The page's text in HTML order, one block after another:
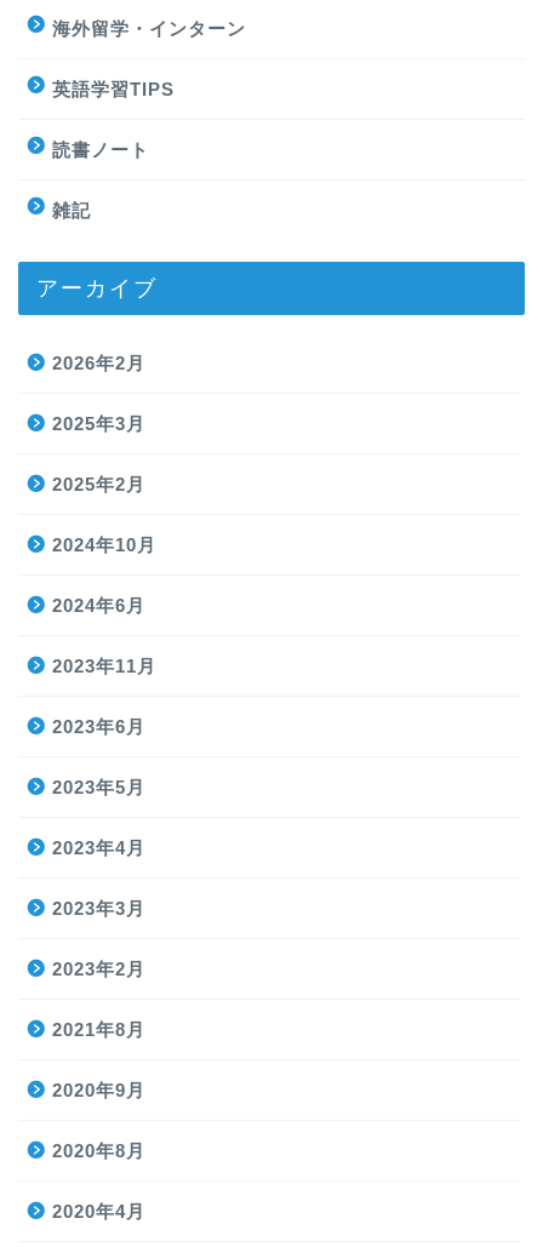
海外留学・インターン
英語学習TIPS
読書ノート
雑記
アーカイブ
2026年2月
2025年3月
2025年2月
2024年10月
2024年6月
2023年11月
2023年6月
2023年5月
2023年4月
2023年3月
2023年2月
2021年8月
2020年9月
2020年8月
2020年4月